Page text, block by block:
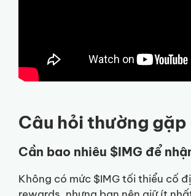
Câu hỏi thường gặp
Cần bao nhiêu $IMG để
Không có mức $IMG tối thiểu cố